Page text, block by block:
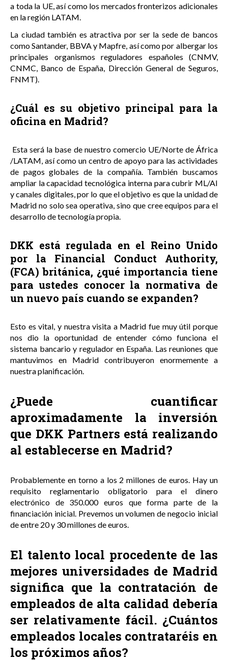
a toda la UE, así como los mercados fronterizos adicionales
en la región LATAM.
La ciudad también es atractiva por ser la sede de bancos
como Santander, BBVA y Mapfre, así como por albergar los
principales organismos reguladores españoles (CNMV,
CNMC, Banco de España, Dirección General de Seguros,
FNMT).
¿Cuál es su objetivo principal para la
oficina en Madrid?
Esta será la base de nuestro comercio UE/Norte de África
/LATAM, así como un centro de apoyo para las actividades
de pagos globales de la compañía. También buscamos
ampliar la capacidad tecnológica interna para cubrir ML/AI
y canales digitales, por lo que el objetivo es que la unidad de
Madrid no solo sea operativa, sino que cree equipos para el
desarrollo de tecnología propia.
DKK está regulada en el Reino Unido
por la Financial Conduct Authority,
(FCA) británica, ¿qué importancia tiene
para ustedes conocer la normativa de
un nuevo país cuando se expanden?
Esto es vital, y nuestra visita a Madrid fue muy útil porque
nos dio la oportunidad de entender cómo funciona el
sistema bancario y regulador en España. Las reuniones que
mantuvimos en Madrid contribuyeron enormemente a
nuestra planificación.
¿Puede cuantificar
aproximadamente la inversión
que DKK Partners está realizando
al establecerse en Madrid?
Probablemente en torno a los 2 millones de euros. Hay un
requisito reglamentario obligatorio para el dinero
electrónico de 350.000 euros que forma parte de la
financiación inicial. Prevemos un volumen de negocio inicial
de entre 20 y 30 millones de euros.
El talento local procedente de las
mejores universidades de Madrid
significa que la contratación de
empleados de alta calidad debería
ser relativamente fácil. ¿Cuántos
empleados locales contrataréis en
los próximos años?